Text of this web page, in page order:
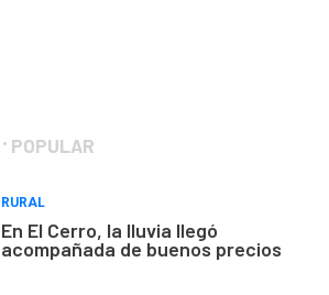
POPULAR
RURAL
En El Cerro, la lluvia llegó
acompañada de buenos precios